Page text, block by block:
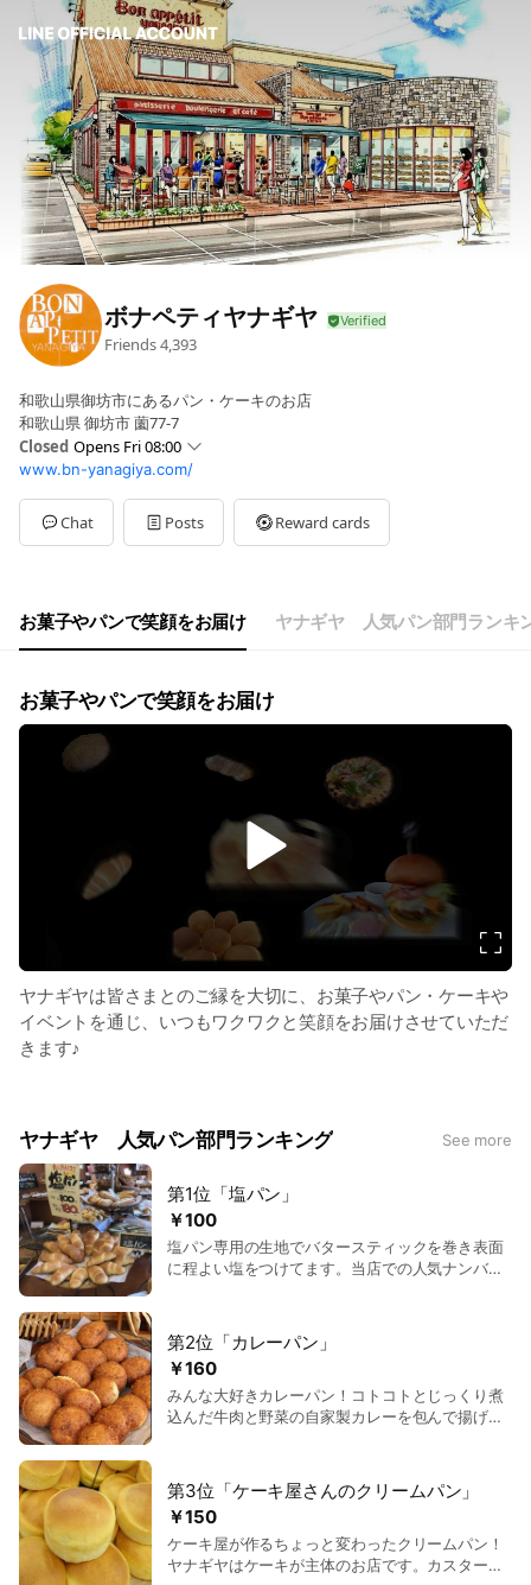
ボナペティヤナギヤ
Friends4,393
和歌山県御坊市にあるパン・ケーキのお店
和歌山県 御坊市 薗77-7
Closed Opens Fri 08:00
Sun08:00 - 18:00
Mon08:00 - 18:00
Tue08:00 - 18:00
Wed08:00 - 18:00
Sat08:00 - 18:00
2026年7月より定休日なしの「毎日営業」に変更。
www.bn-yanagiya.com/
Chat Posts Reward cards
お菓子やパンで笑顔をお届け ヤナギヤ 人気パン部門ランキ
お菓子やパンで笑顔をお届け
i
d
o
ヤナギヤは皆さまとのご縁を大切に、お菓子やパン・ケーキや
イベントを通じ、いつもワクワクと笑顔をお届けさせていただ
きます♪
ヤナギヤ 人気パン部門ランキング See more
￥100
第1位「塩パン」
塩パン専用の生地でバタースティックを巻き表面
に程よい塩をつけてます。当店での人気ナンバー
￥160
第2位「カレーパン」
みんな大好きカレーパン！コトコトとじっくり煮
込んだ牛肉と野菜の自家製カレーを包んで揚げて
￥150
第3位「ケーキ屋さんのクリームパン」
ケーキ屋が作るちょっと変わったクリームパン！
ヤナギヤはケーキが主体のお店です。カスタード